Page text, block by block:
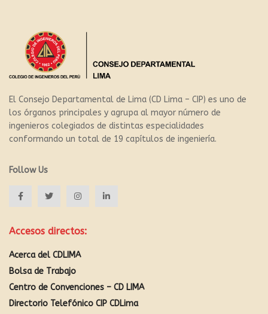
El Consejo Departamental de Lima (CD Lima – CIP) es uno de
los órganos principales y agrupa al mayor número de
ingenieros colegiados de distintas especialidades
conformando un total de 19 capítulos de ingeniería.
Follow Us
Accesos directos:
Acerca del CDLIMA
Bolsa de Trabajo
Centro de Convenciones – CD LIMA
Directorio Telefónico CIP CDLima